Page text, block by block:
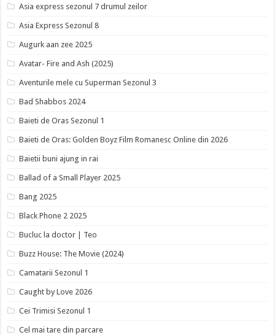
Asia express sezonul 7 drumul zeilor
Asia Express Sezonul 8
Augurk aan zee 2025
Avatar- Fire and Ash (2025)
Aventurile mele cu Superman Sezonul 3
Bad Shabbos 2024
Baieti de Oras Sezonul 1
Baieti de Oras: Golden Boyz Film Romanesc Online din 2026
Baietii buni ajung in rai
Ballad of a Small Player 2025
Bang 2025
Black Phone 2 2025
Bucluc la doctor | Teo
Buzz House: The Movie (2024)
Camatarii Sezonul 1
Caught by Love 2026
Cei Trimisi Sezonul 1
Cel mai tare din parcare